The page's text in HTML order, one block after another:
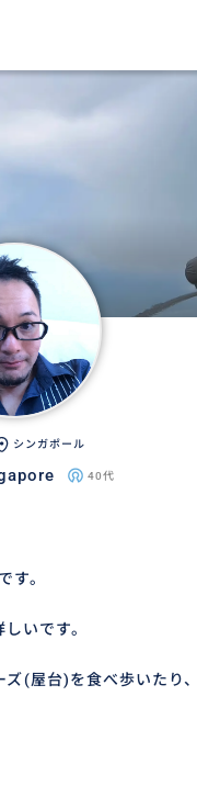
シンガポール
40代
す。
いです。
(屋台)を食べ歩いたり